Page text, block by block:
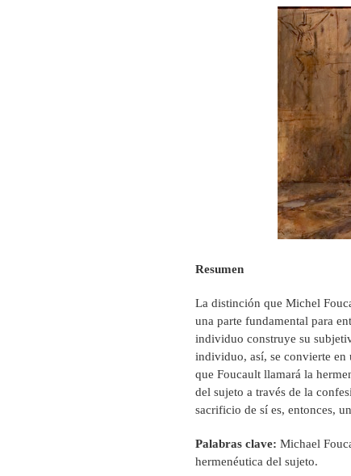
Resumen
La distinción que Michel
una parte fundamental para
individuo construye su
individuo, así, se convierte en
que Foucault llamará la
del sujeto a través de la
sacrificio de sí es, entonces,
Palabras clave: Michael
hermenéutica del sujeto.